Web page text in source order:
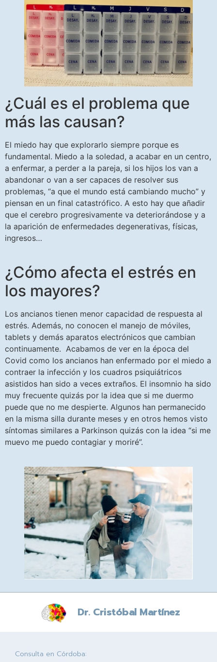
¿Cuál es el problema que
más las causan?
El miedo hay que explorarlo siempre porque es
fundamental. Miedo a la soledad, a acabar en un centro,
a enfermar, a perder a la pareja, si los hijos los van a
abandonar o van a ser capaces de resolver sus
problemas, “a que el mundo está cambiando mucho” y
piensan en un final catastrófico. A esto hay que añadir
que el cerebro progresivamente va deteriorándose y a
la aparición de enfermedades degenerativas, físicas,
ingresos…
¿Cómo afecta el estrés en
los mayores?
Los ancianos tienen menor capacidad de respuesta al
estrés. Además, no conocen el manejo de móviles,
tablets y demás aparatos electrónicos que cambian
continuamente. Acabamos de ver en la época del
Covid como los ancianos han enfermado por el miedo a
contraer la infección y los cuadros psiquiátricos
asistidos han sido a veces extraños. El insomnio ha sido
muy frecuente quizás por la idea que si me duermo
puede que no me despierte. Algunos han permanecido
en la misma silla durante meses y en otros hemos visto
síntomas similares a Parkinson quizás con la idea “si me
muevo me puedo contagiar y moriré”.
Dr. Cristóbal Martínez
Consulta en Córdoba: